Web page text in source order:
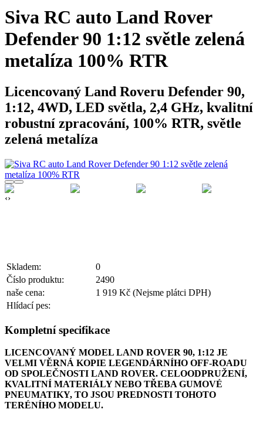
Siva RC auto Land Rover
Defender 90 1:12 světle zelená
metalíza 100% RTR
Licencovaný Land Roveru Defender 90,
1:12, 4WD, LED světla, 2,4 GHz, kvalitní
robustní zpracování, 100% RTR, světle
zelená metalíza
‹›
Skladem:
0
Číslo produktu:
2490
naše cena:
1 919 Kč (Nejsme plátci DPH)
Hlídací pes:
Kompletní specifikace
LICENCOVANÝ MODEL LAND ROVER 90, 1:12 JE
VELMI VĚRNÁ KOPIE LEGENDÁRNÍHO OFF-ROADU
OD SPOLEČNOSTI LAND ROVER. CELOODPRUŽENÍ,
KVALITNÍ MATERIÁLY NEBO TŘEBA GUMOVÉ
PNEUMATIKY, TO JSOU PREDNOSTI TOHOTO
TERÉNÍHO MODELU.